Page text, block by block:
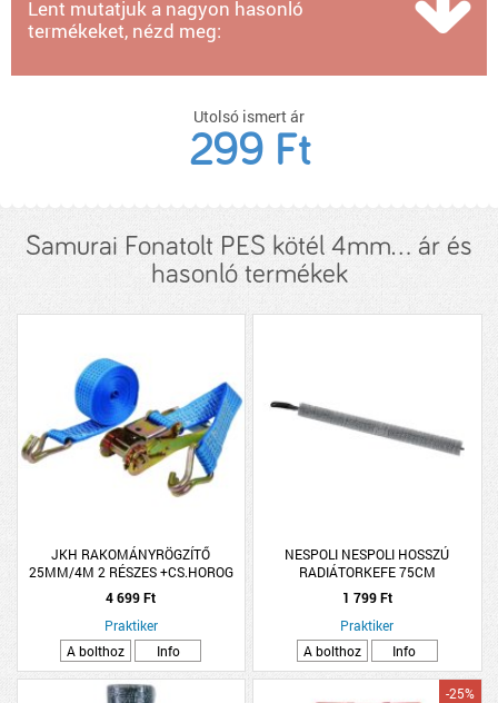
Lent mutatjuk a nagyon hasonló
termékeket, nézd meg:
Utolsó ismert ár
299 Ft
Samurai Fonatolt PES kötél 4mm... ár és
hasonló termékek
JKH RAKOMÁNYRÖGZÍTŐ
25MM/4M 2 RÉSZES +CS.HOROG
(1000KG) SB
4 699 Ft
Praktiker
A bolthoz
Info
NESPOLI NESPOLI HOSSZÚ
RADIÁTORKEFE 75CM
1 799 Ft
Praktiker
A bolthoz
Info
-25%